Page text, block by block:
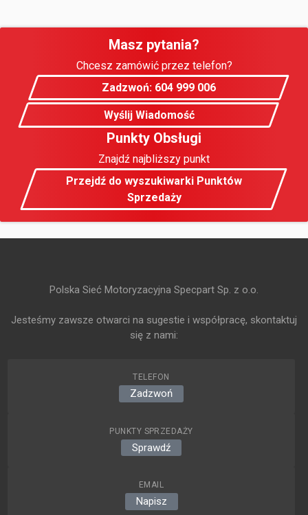
Masz pytania?
Chcesz zamówić przez telefon?
Zadzwoń: 604 999 006
Wyślij Wiadomość
Punkty Obsługi
Znajdź najbliższy punkt
Przejdź do wyszukiwarki Punktów
Sprzedaży
Polska Sieć Motoryzacyjna Specpart Sp. z o.o.
Jesteśmy zawsze otwarci na sugestie i współpracę, skontaktuj
się z nami:
TELEFON
Zadzwoń
PUNKTY SPRZEDAŻY
Sprawdź
EMAIL
Napisz